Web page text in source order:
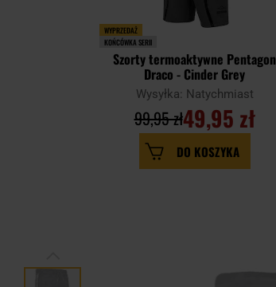
WYPRZEDAŻ
KOŃCÓWKA SERII
Szorty termoaktywne Pentagon
Draco - Cinder Grey
Wysyłka: Natychmiast
49,95 zł
99,95 zł
DO KOSZYKA